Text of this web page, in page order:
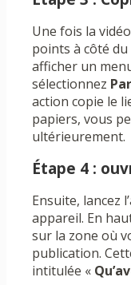
Une fois la
points à côté
afficher un
sélectionnez
action copie le
papiers, vous
ultérieurement.
Étape 4 :
Ensuite, lancez
appareil. En
sur la zone où
publication.
intitulée «